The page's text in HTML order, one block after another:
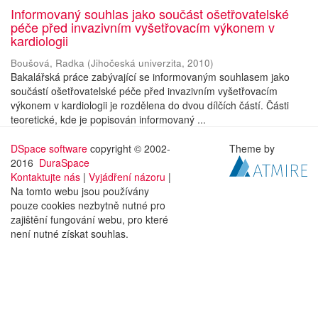
Informovaný souhlas jako součást ošetřovatelské
péče před invazivním vyšetřovacím výkonem v
kardiologii
Boušová, Radka (Jihočeská univerzita, 2010)
Bakalářská práce zabývající se informovaným souhlasem jako
součástí ošetřovatelské péče před invazivním vyšetřovacím
výkonem v kardiologii je rozdělena do dvou dílčích částí. Části
teoretické, kde je popisován informovaný ...
DSpace software copyright © 2002-
2016 DuraSpace
Kontaktujte nás | Vyjádření názoru |
Na tomto webu jsou používány
pouze cookies nezbytně nutné pro
zajištění fungování webu, pro které
není nutné získat souhlas.
Theme by